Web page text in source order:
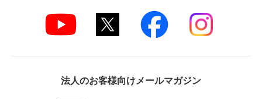
法人のお客様向けメールマガジン